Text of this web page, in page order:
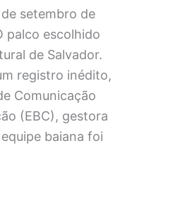
setembro de
palco escolhido
de Salvador.
registro inédito,
Comunicação
(EBC), gestora
baiana foi